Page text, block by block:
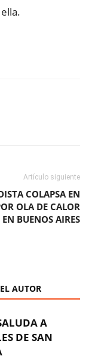
Artículo siguiente
COLAPSA EN
OLA DE CALOR
EN BUENOS AIRES
AUTOR
A
DE SAN